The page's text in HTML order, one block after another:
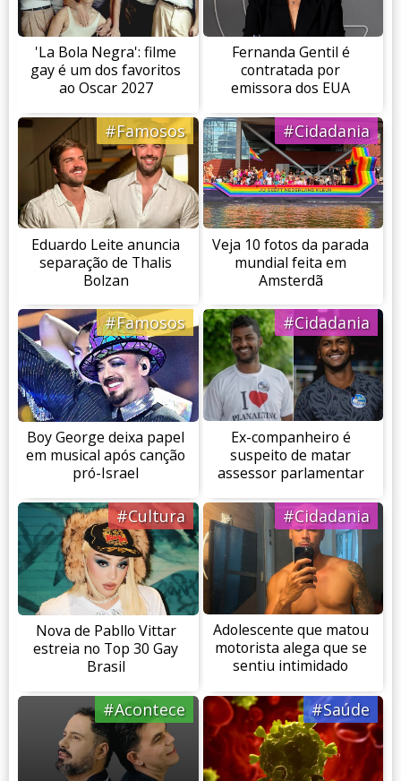
'La Bola Negra': filme
gay é um dos favoritos
ao Oscar 2027
Fernanda Gentil é
contratada por
emissora dos EUA
#Famosos
Eduardo Leite anuncia
separação de Thalis
Bolzan
#Cidadania
Veja 10 fotos da parada
mundial feita em
Amsterdã
#Famosos
Boy George deixa papel
em musical após canção
pró-Israel
#Cidadania
Ex-companheiro é
suspeito de matar
assessor parlamentar
#Cultura
Nova de Pabllo Vittar
estreia no Top 30 Gay
Brasil
#Cidadania
Adolescente que matou
motorista alega que se
sentiu intimidado
#Acontece #Saúde